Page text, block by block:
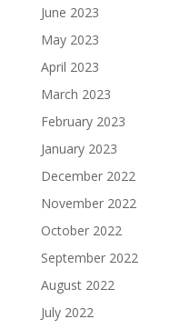
June 2023
May 2023
April 2023
March 2023
February 2023
January 2023
December 2022
November 2022
October 2022
September 2022
August 2022
July 2022